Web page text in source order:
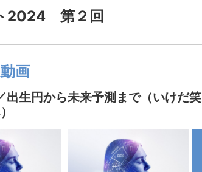
2024 第２回
画
生円から未来予測まで（いけだ笑